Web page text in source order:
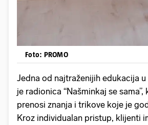
Foto: PROMO
Jedna od najtraženijih edukacija u
je radionica “Našminkaj se
prenosi znanja i trikove koje je
Kroz individualan pristup, klijenti